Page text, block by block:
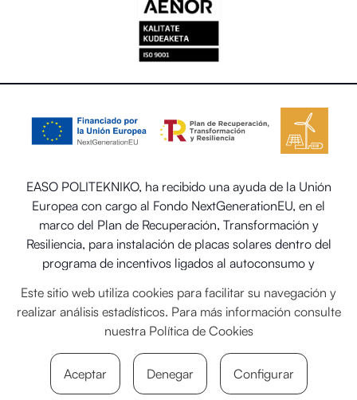
EASO POLITEKNIKO, ha recibido una ayuda de la Unión
Europea con cargo al Fondo NextGenerationEU, en el
marco del Plan de Recuperación, Transformación y
Resiliencia, para instalación de placas solares dentro del
programa de incentivos ligados al autoconsumo y
como la implantación de sistemas térmicos renovables en
el sector residencial del Ministerio para la Transición
Ecológica y el Reto Demográfico.
Este sitio web utiliza cookies para facilitar su navegación y
realizar análisis estadísticos. Para más información consulte
nuestra Política de Cookies
Aceptar Denegar Configurar